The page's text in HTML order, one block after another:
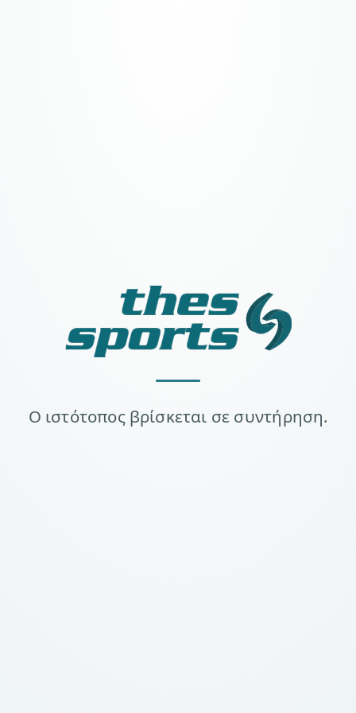
Ο ιστότοπος βρίσκεται σε συντήρηση.